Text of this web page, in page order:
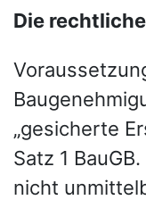
Die
„gesicherte
Satz 1
nicht